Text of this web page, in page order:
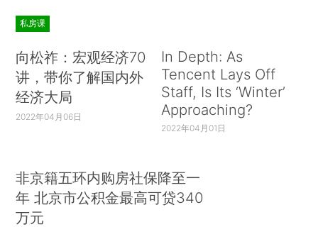
私房课
向松祚：宏观经济70
讲，带你了解国内外
经济大局
2022年04月06日
In Depth: As
Tencent Lays Off
Staff, Is Its ‘Winter’
Approaching?
2022年04月01日
非京籍五环内购房社保降至一
年 北京市公积金最高可贷340
万元